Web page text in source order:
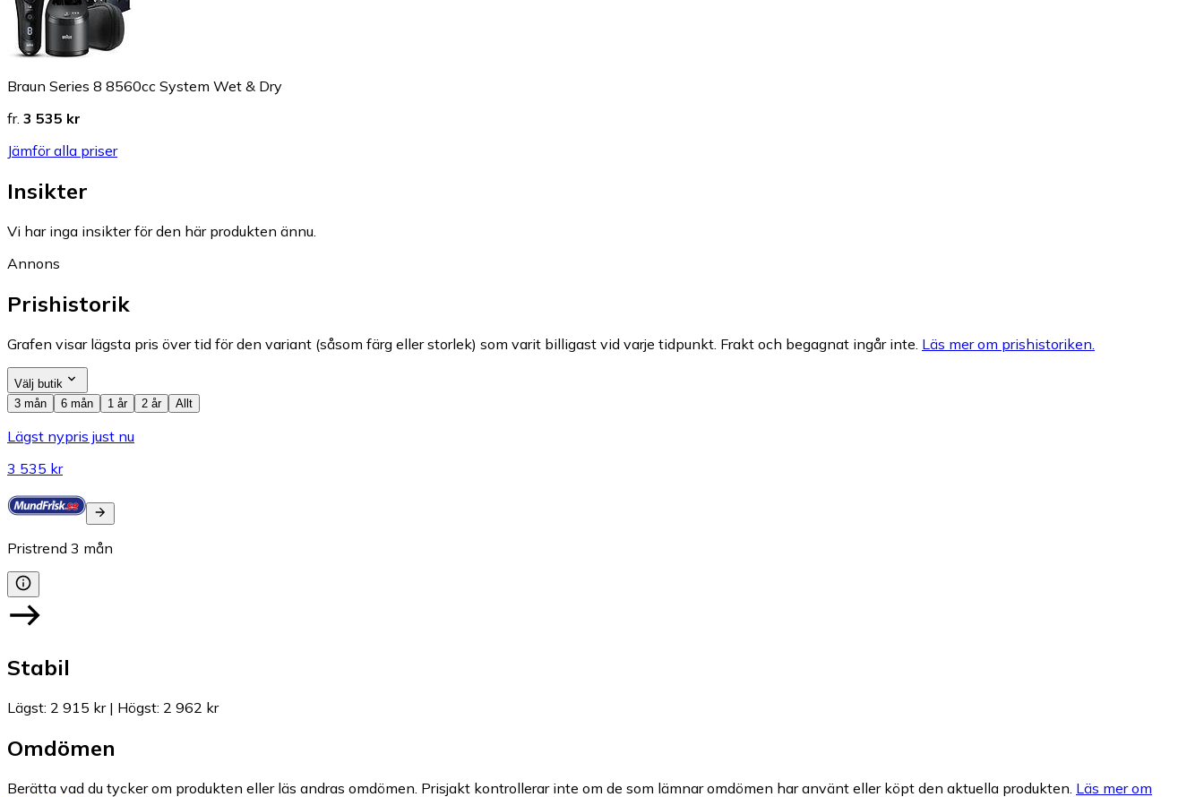
Braun Series 8 8560cc System Wet & Dry
fr. 3 535 kr
Jämför alla priser
Insikter
Vi har inga insikter för den här produkten ännu.
Annons
Prishistorik
Grafen visar lägsta pris över tid för den variant (såsom färg eller storlek) som varit billigast vid varje tidpunkt. Frakt och begagnat ingår inte. Läs mer om prishistoriken.
Välj butik
3 mån
6 mån 1 år 2 år Allt
Lägst nypris just nu
3 535 kr
Pristrend 3 mån
Stabil
Lägst: 2 915 kr| Högst: 2 962 kr
Omdömen
Berätta vad du tycker om produkten eller läs andras omdömen. Prisjakt kontrollerar inte om de som lämnar omdömen har använt eller köpt den aktuella produkten. Läs mer om